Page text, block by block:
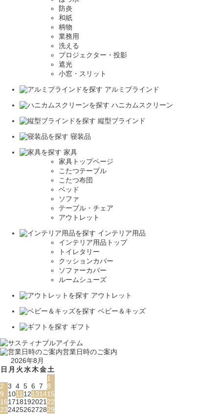
防炎
和紙
柄物
業務用
洗える
プロジェクター・投影
遮光
小窓・スリット
アルミブラインド
ハニカムスクリーン
縦型ブラインド
寝装品
家具
家具トップページ
こたつテーブル
こたつ布団
ベッド
ソファ
テーブル・チェア
アウトレット
インテリア用品
インテリア用品トップ
トイレタリー
クッションカバー
ソファーカバー
ルームシューズ
アウトレット
ベビー＆キッズ
ギフト
営業日時のご案内
2026年8月
日 月 火水木金土
1
2 3 4 5 6 7 8
9
1011 12131415
161718192021 22
23242526272829